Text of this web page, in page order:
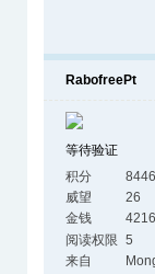
RabofreePt
等待验证
积分
威望
26
金钱
阅读权限 5
来自